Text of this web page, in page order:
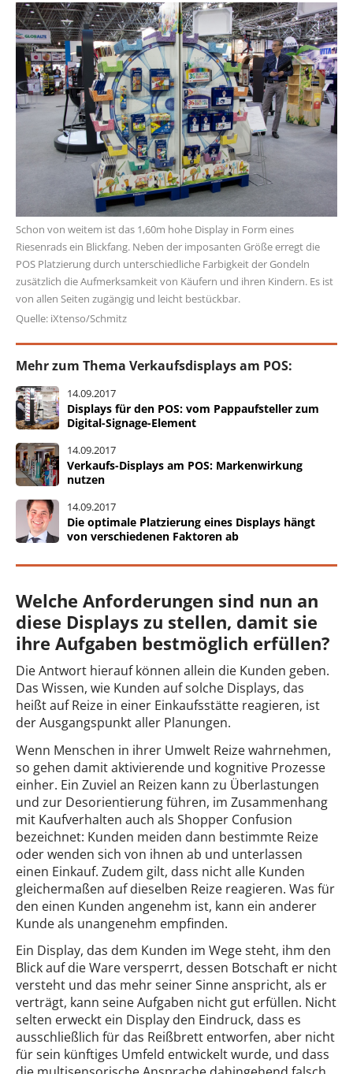
Schon von weitem ist das 1,60m hohe Display in Form eines
Riesenrads ein Blickfang. Neben der imposanten Größe erregt die
POS Platzierung durch unterschiedliche Farbigkeit der Gondeln
zusätzlich die Aufmerksamkeit von Käufern und ihren Kindern. Es ist
von allen Seiten zugängig und leicht bestückbar.
Quelle: iXtenso/Schmitz
Mehr zum Thema Verkaufsdisplays am POS:
14.09.2017
Displays für den POS: vom Pappaufsteller zum
Digital-Signage-Element
14.09.2017
Verkaufs-Displays am POS: Markenwirkung
nutzen
14.09.2017
Die optimale Platzierung eines Displays hängt
von verschiedenen Faktoren ab
Welche Anforderungen sind nun an
diese Displays zu stellen, damit sie
ihre Aufgaben bestmöglich erfüllen?
Die Antwort hierauf können allein die Kunden geben.
Das Wissen, wie Kunden auf solche Displays, das
heißt auf Reize in einer Einkaufsstätte reagieren, ist
der Ausgangspunkt aller Planungen.
Wenn Menschen in ihrer Umwelt Reize wahrnehmen,
so gehen damit aktivierende und kognitive Prozesse
einher. Ein Zuviel an Reizen kann zu Überlastungen
und zur Desorientierung führen, im Zusammenhang
mit Kaufverhalten auch als Shopper Confusion
bezeichnet: Kunden meiden dann bestimmte Reize
oder wenden sich von ihnen ab und unterlassen
einen Einkauf. Zudem gilt, dass nicht alle Kunden
gleichermaßen auf dieselben Reize reagieren. Was für
den einen Kunden angenehm ist, kann ein anderer
Kunde als unangenehm empfinden.
Ein Display, das dem Kunden im Wege steht, ihm den
Blick auf die Ware versperrt, dessen Botschaft er nicht
versteht und das mehr seiner Sinne anspricht, als er
verträgt, kann seine Aufgaben nicht gut erfüllen. Nicht
selten erweckt ein Display den Eindruck, dass es
ausschließlich für das Reißbrett entworfen, aber nicht
für sein künftiges Umfeld entwickelt wurde, und dass